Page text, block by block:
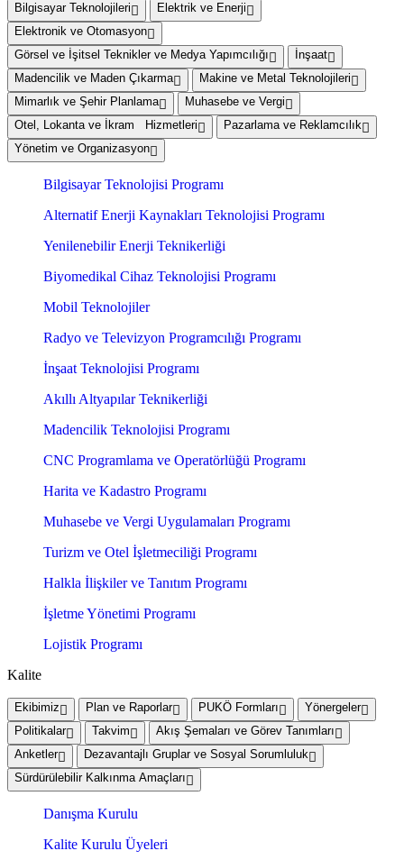
Bilgisayar Teknolojileri
Elektrik ve Enerji
Elektronik ve Otomasyon
Görsel ve İşitsel Teknikler ve Medya Yapımcılığı
İnşaat
Madencilik ve Maden Çıkarma
Makine ve Metal Teknolojileri
Mimarlık ve Şehir Planlama
Muhasebe ve Vergi
Otel, Lokanta ve İkram Hizmetleri
Pazarlama ve Reklamcılık
Yönetim ve Organizasyon
Bilgisayar Teknolojisi Programı
Alternatif Enerji Kaynakları Teknolojisi Programı
Yenilenebilir Enerji Teknikerliği
Biyomedikal Cihaz Teknolojisi Programı
Mobil Teknolojiler
Radyo ve Televizyon Programcılığı Programı
İnşaat Teknolojisi Programı
Akıllı Altyapılar Teknikerliği
Madencilik Teknolojisi Programı
CNC Programlama ve Operatörlüğü Programı
Harita ve Kadastro Programı
Muhasebe ve Vergi Uygulamaları Programı
Turizm ve Otel İşletmeciliği Programı
Halkla İlişkiler ve Tanıtım Programı
İşletme Yönetimi Programı
Lojistik Programı
Kalite
Ekibimiz Plan ve Raporlar PUKÖ Formları
Yönergeler
Politikalar
Takvim
Akış Şemaları ve Görev Tanımları
Anketler
Dezavantajlı Gruplar ve Sosyal Sorumluluk
Sürdürülebilir Kalkınma Amaçları
Danışma Kurulu
Kalite Kurulu Üyeleri